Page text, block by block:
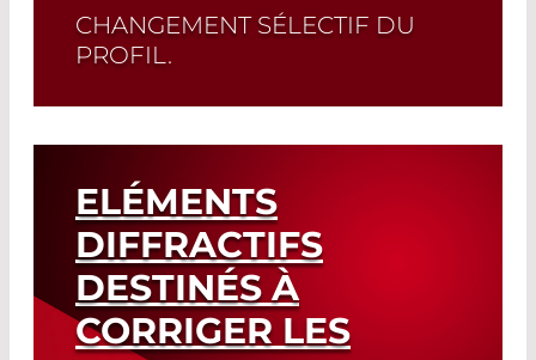
CHANGEMENT SÉLECTIF DU
PROFIL.
Read More
ELÉMENTS
DIFFRACTIFS
DESTINÉS À
CORRIGER LES